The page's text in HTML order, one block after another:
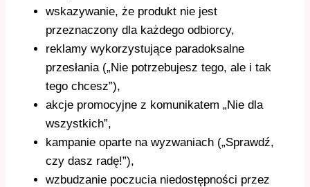
wskazywanie, że produkt nie jest
przeznaczony dla każdego odbiorcy,
reklamy wykorzystujące paradoksalne
przesłania („Nie potrzebujesz tego, ale i tak
tego chcesz”),
akcje promocyjne z komunikatem „Nie dla
wszystkich”,
kampanie oparte na wyzwaniach („Sprawdź,
czy dasz radę!”),
wzbudzanie poczucia niedostępności przez